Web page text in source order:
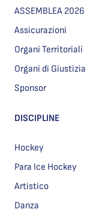
ASSEMBLEA 2026
Assicurazioni
Organi Territoriali
Organi di Giustizia
Sponsor
DISCIPLINE
Hockey
Para Ice Hockey
Artistico
Danza